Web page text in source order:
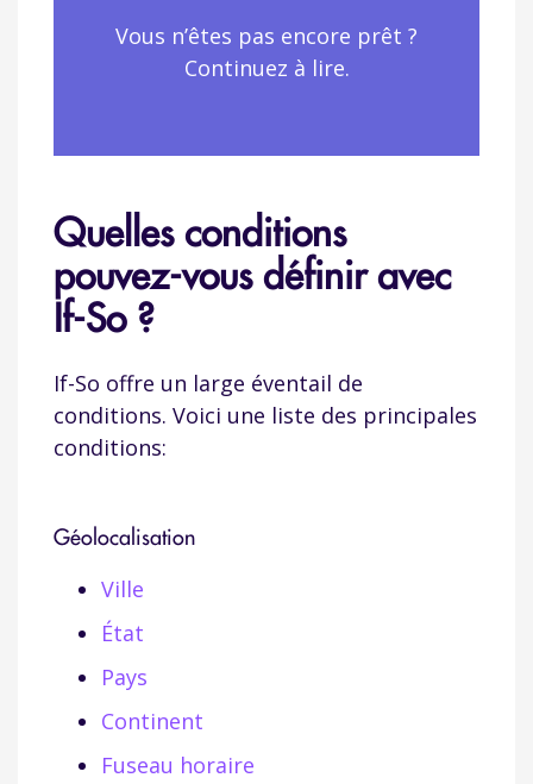
Vous n’êtes pas encore prêt ?
Continuez à lire.
Quelles conditions
pouvez-vous définir avec
If-So ?
If-So offre un large éventail de
conditions. Voici une liste des principales
conditions:
Géolocalisation
Ville
État
Pays
Continent
Fuseau horaire